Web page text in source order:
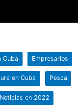
Cuba Empresarios
en Cuba Pesca
Noticias en 2022